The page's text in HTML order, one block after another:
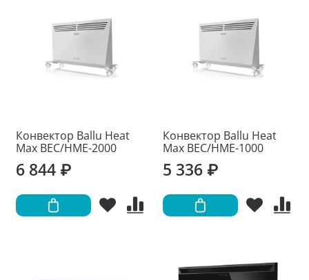
Конвектор Ballu Heat
Max BEC/HME-2000
6 844 ₽
Конвектор Ballu Heat
Max BEC/HME-1000
5 336 ₽